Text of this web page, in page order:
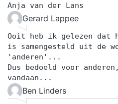
Anja van der Lans
Gerard Lappee
Ooit heb ik gelezen dat
is samengesteld uit de
'anderen'...
Dus bedoeld voor
vandaan...
Ben Linders